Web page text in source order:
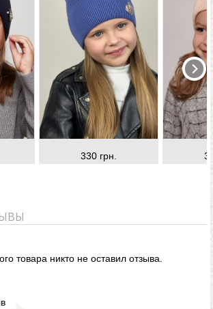
330 грн.
товара никто не оставил отзыва.